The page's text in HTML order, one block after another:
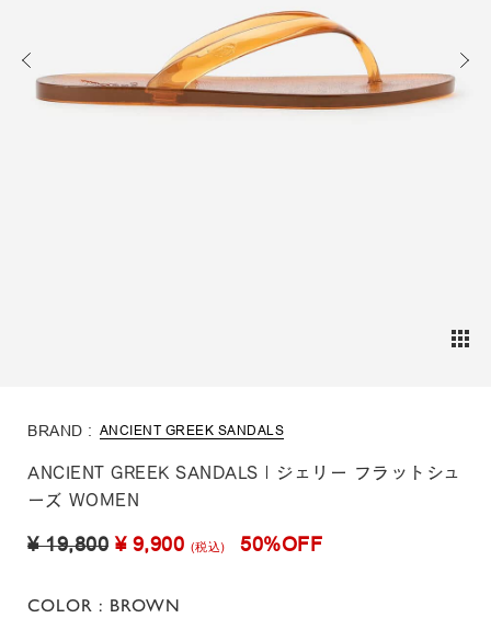
BRAND : ANCIENT GREEK SANDALS
ANCIENT GREEK SANDALS | ジェリー フラットシュ
ーズ WOMEN
¥ 19,800 ¥ 9,900 (税込) 50%OFF
COLOR : BROWN